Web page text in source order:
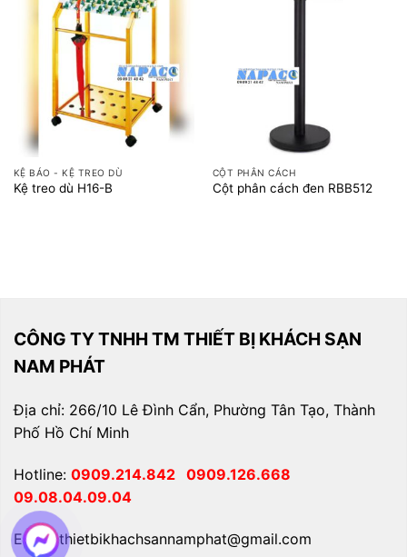
KỆ BÁO - KỆ TREO DÙ
Kệ treo dù H16-B
CỘT PHÂN CÁCH
Cột phân cách đen RBB512
CÔNG TY TNHH TM THIẾT BỊ KHÁCH SẠN
NAM PHÁT
Địa chỉ: 266/10 Lê Đình Cẩn, Phường Tân Tạo, Thành
Phố Hồ Chí Minh
Hotline: 0909.214.842 0909.126.668
09.08.04.09.04
Email: thietbikhachsannamphat@gmail.com